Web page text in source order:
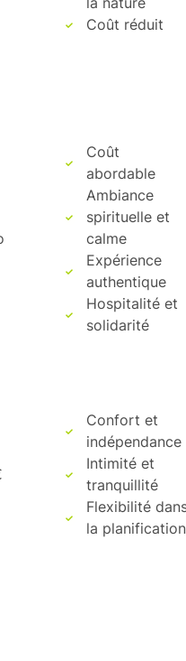
Coût réduit
Coût
abordable
Ambiance
spirituelle et
calme
Expérience
authentique
Hospitalité et
solidarité
Confort et
indépendance
Intimité et
tranquillité
Flexibilité
la planification